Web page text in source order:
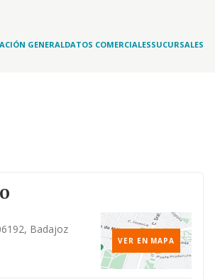
GENERALDATOS COMERCIALESSUCURSALES
Badajoz
VER EN MAPA